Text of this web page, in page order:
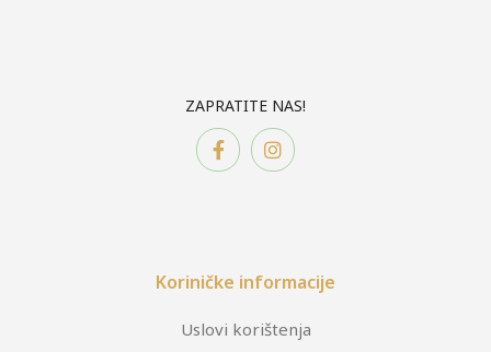
ZAPRATITE NAS!
Koriničke informacije
Uslovi korištenja